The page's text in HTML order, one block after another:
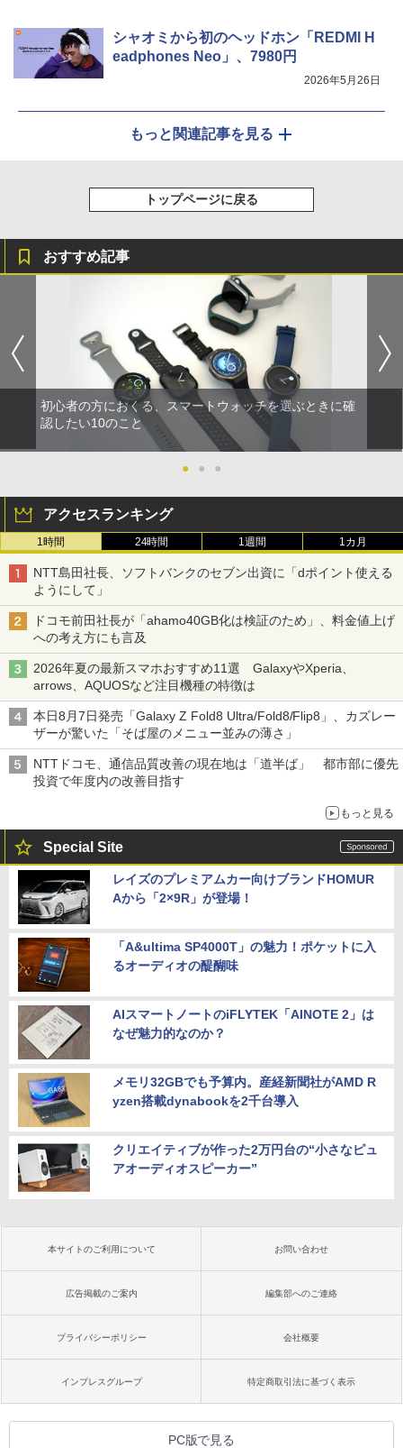
シャオミから初のヘッドホン「REDMI H
eadphones Neo」、7980円
2026年5月26日
もっと関連記事を見る
トップページに戻る
おすすめ記事
初心者の方におくる、スマートウォッチを選ぶときに確
認したい10のこと
● ● ●
アクセスランキング
1時間 24時間 1週間 1カ月
NTT島田社長、ソフトバンクのセブン出資に「dポイント使える
ようにして」
ドコモ前田社長が「ahamo40GB化は検証のため」、料金値上げ
への考え方にも言及
2026年夏の最新スマホおすすめ11選 GalaxyやXperia、
arrows、AQUOSなど注目機種の特徴は
本日8月7日発売「Galaxy Z Fold8 Ultra/Fold8/Flip8」、カズレー
ザーが驚いた「そば屋のメニュー並みの薄さ」
NTTドコモ、通信品質改善の現在地は「道半ば」 都市部に優先
投資で年度内の改善目指す
もっと見る
Special Site
レイズのプレミアムカー向けブランドHOMUR
Aから「2×9R」が登場！
「A&ultima SP4000T」の魅力！ポケットに入
るオーディオの醍醐味
AIスマートノートのiFLYTEK「AINOTE 2」は
なぜ魅力的なのか？
メモリ32GBでも予算内。産経新聞社がAMD R
yzen搭載dynabookを2千台導入
クリエイティブが作った2万円台の“小さなピュ
アオーディオスピーカー”
本サイトのご利用について お問い合わせ
広告掲載のご案内 編集部へのご連絡
プライバシーポリシー 会社概要
インプレスグループ 特定商取引法に基づく表示
PC版で見る